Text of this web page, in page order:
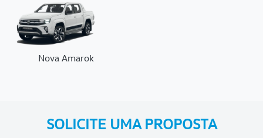
Nova Amarok
SOLICITE UMA PROPOSTA